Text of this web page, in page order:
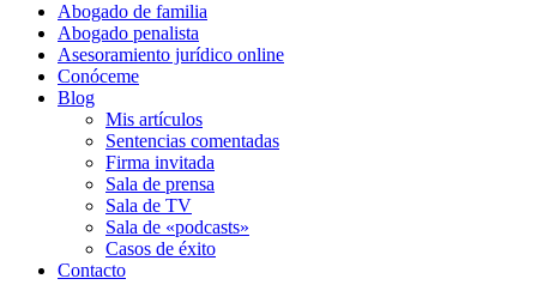
Abogado de familia
Abogado penalista
Asesoramiento jurídico online
Conóceme
Blog
Mis artículos
Sentencias comentadas
Firma invitada
Sala de prensa
Sala de TV
Sala de «podcasts»
Casos de éxito
Contacto